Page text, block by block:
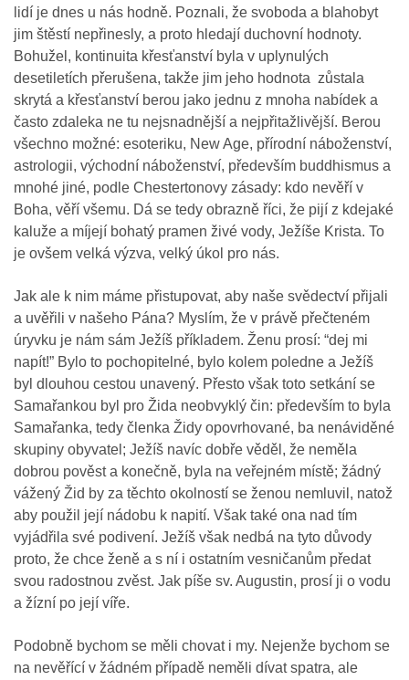
lidí je dnes u nás hodně. Poznali, že svoboda a blahobyt
jim štěstí nepřinesly, a proto hledají duchovní hodnoty.
Bohužel, kontinuita křesťanství byla v uplynulých
desetiletích přerušena, takže jim jeho hodnota zůstala
skrytá a křesťanství berou jako jednu z mnoha nabídek a
často zdaleka ne tu nejsnadnější a nejpřitažlivější. Berou
všechno možné: esoteriku, New Age, přírodní náboženství,
astrologii, východní náboženství, především buddhismus a
mnohé jiné, podle Chestertonovy zásady: kdo nevěří v
Boha, věří všemu. Dá se tedy obrazně říci, že pijí z kdejaké
kaluže a míjejí bohatý pramen živé vody, Ježíše Krista. To
je ovšem velká výzva, velký úkol pro nás.
Jak ale k nim máme přistupovat, aby naše svědectví přijali
a uvěřili v našeho Pána? Myslím, že v právě přečteném
úryvku je nám sám Ježíš příkladem. Ženu prosí: “dej mi
napít!” Bylo to pochopitelné, bylo kolem poledne a Ježíš
byl dlouhou cestou unavený. Přesto však toto setkání se
Samařankou byl pro Žida neobvyklý čin: především to byla
Samařanka, tedy členka Židy opovrhované, ba nenáviděné
skupiny obyvatel; Ježíš navíc dobře věděl, že neměla
dobrou pověst a konečně, byla na veřejném místě; žádný
vážený Žid by za těchto okolností se ženou nemluvil, natož
aby použil její nádobu k napití. Však také ona nad tím
vyjádřila své podivení. Ježíš však nedbá na tyto důvody
proto, že chce ženě a s ní i ostatním vesničanům předat
svou radostnou zvěst. Jak píše sv. Augustin, prosí ji o vodu
a žízní po její víře.
Podobně bychom se měli chovat i my. Nejenže bychom se
na nevěřící v žádném případě neměli dívat spatra, ale